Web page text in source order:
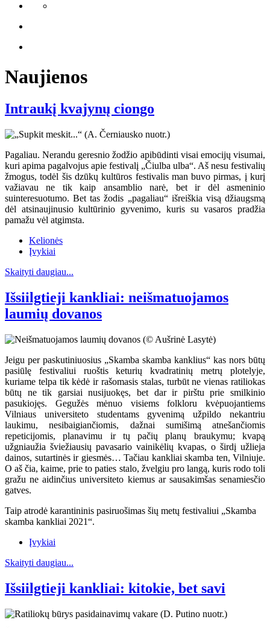
Naujienos
Intraukį kvajynų ciongo
Pagaliau. Nerandu geresnio žodžio apibūdinti visai emocijų visumai,
kuri apima pagalvojus apie festivalį „Čiulba ulba“. Aš nesu festivalių
žmogus, todėl šis dzūkų kultūros festivalis man buvo pirmas, į kurį
važiavau ne tik kaip ansamblio narė, bet ir dėl asmeninio
suinteresuotumo. Bet tas žodis „pagaliau“ išreiškia visą džiaugsmą
dėl atsinaujinusio kultūrinio gyvenimo, kuris su vasaros pradžia
pamažu vėl atgimsta.
Kelionės
Įvykiai
Skaityti daugiau...
Išsiilgtieji kankliai: neišmatuojamos
laumių dovanos
Jeigu per paskutiniuosius „Skamba skamba kanklius“ kas nors būtų
pasiūlę festivaliui ruoštis keturių kvadratinių metrų plotelyje,
kuriame telpa tik kėdė ir rašomasis stalas, turbūt ne vienas ratiliokas
būtų ne tik garsiai nusijuokęs, bet dar ir pirštu prie smilkinio
pasukiojęs. Gegužės mėnuo visiems folkloru kvėpuojantiems
Vilniaus universiteto studentams gyvenimą užpildo nekantriu
laukimu, nesibaigiančiomis, dažnai sumišimą atnešančiomis
repeticijomis, planavimu ir tų pačių planų braukymu; kvapą
užgniaužia šviežiausių pavasario vainikėlių kvapas, o širdį užlieja
dainos, sutartinės ir giesmės… Tačiau kankliai skamba ten, Vilniuje.
O aš čia, kaime, prie to paties stalo, žvelgiu pro langą, kuris rodo toli
gražu ne aidinčius universiteto kiemus ar sausakimšas senamiesčio
gatves.
Taip atrodė karantininis pasiruošimas šių metų festivaliui „Skamba
skamba kankliai 2021“.
Įvykiai
Skaityti daugiau...
Išsiilgtieji kankliai: kitokie, bet savi